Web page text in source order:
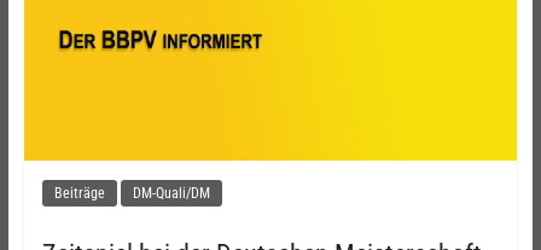
Beiträge DM-Quali/DM